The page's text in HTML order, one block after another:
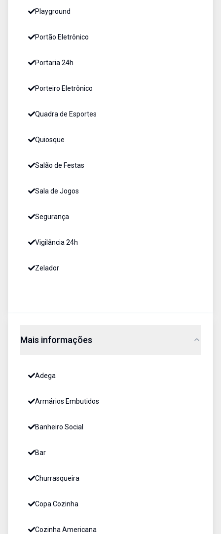
Playground
Portão Eletrônico
Portaria 24h
Porteiro Eletrônico
Quadra de Esportes
Quiosque
Salão de Festas
Sala de Jogos
Segurança
Vigilância 24h
Zelador
Mais informações
Adega
Armários Embutidos
Banheiro Social
Bar
Churrasqueira
Copa Cozinha
Cozinha Americana